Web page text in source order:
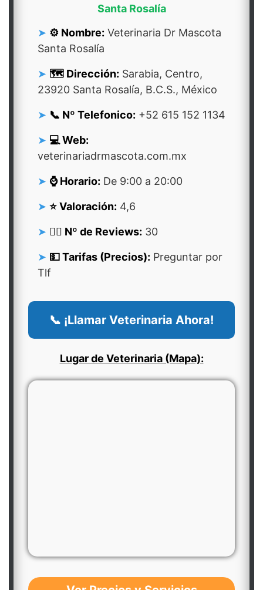
Santa Rosalía
⚙️ Nombre: Veterinaria Dr Mascota
Santa Rosalía
🗺️ Dirección: Sarabia, Centro,
23920 Santa Rosalía, B.C.S., México
📞 Nº Telefonico: +52 615 152 1134
💻 Web:
veterinariadrmascota.com.mx
⌚ Horario: De 9:00 a 20:00
⭐ Valoración: 4,6
👍🏻 Nº de Reviews: 30
💵 Tarifas (Precios): Preguntar por
Tlf
📞 ¡Llamar Veterinaria Ahora!
Lugar de Veterinaria (Mapa):